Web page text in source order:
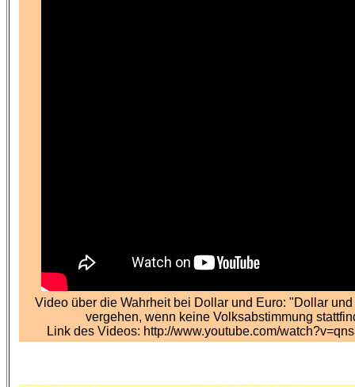
Video über die Wahrheit bei Dollar und Euro: "Dollar
vergehen, wenn keine Volksabstimmung
Link des Videos: http://www.youtube.com/